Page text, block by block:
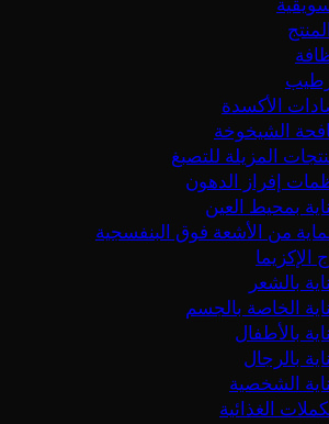
الأكسدة
الشيخوخة
المزيلة للتصبغ
إفراز الدهون
بمحيط العين
من الأشعة فوق البنفسجية
الإكزيما
بالشعر
الخاصة بالجسم
بالأطفال
بالرجال
الشخصية
الغذائية